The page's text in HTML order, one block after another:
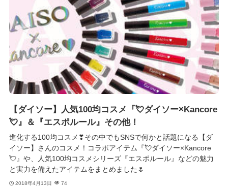
【ダイソー】人気100均コスメ『💘ダイソー×Kancore
💘』＆『エスポルール』その他！
進化する100均コスメ❣その中でもSNSで何かと話題になる【ダ
イソー】さんのコスメ！コラボアイテム『💘ダイソー×Kancore
💘』や、人気100均コスメシリーズ『エスポルール』などの魅力
と実力を備えたアイテムをまとめました🌷
2018年4月13日 74